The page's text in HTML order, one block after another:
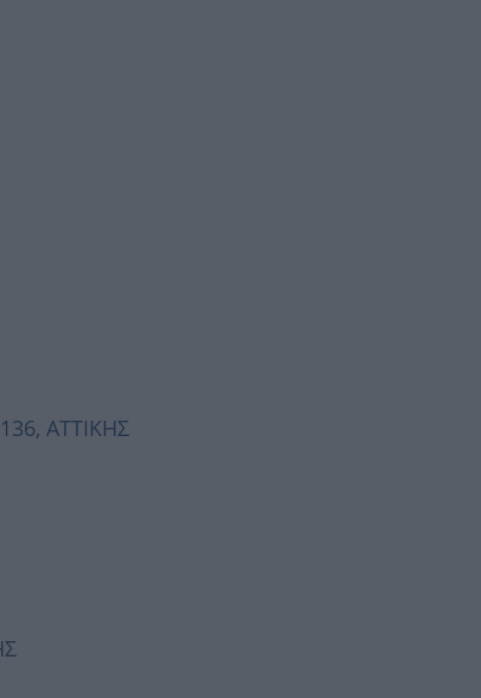
ΑΤΤΙΚΗΣ